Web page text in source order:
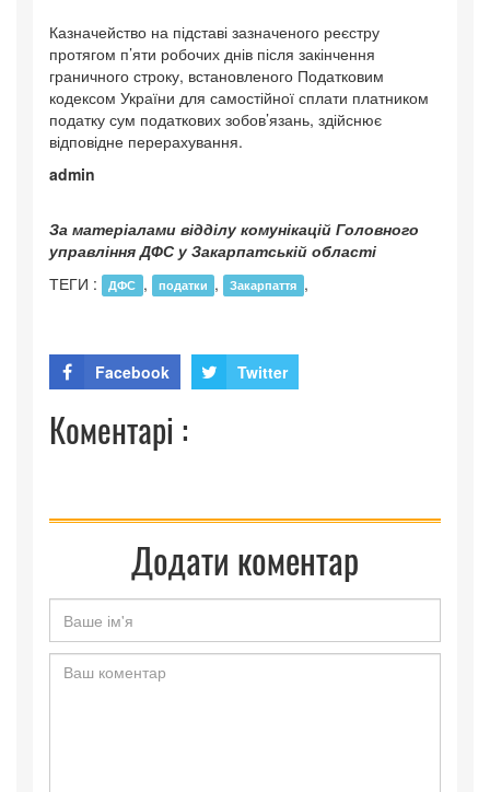
Казначейство на підставі зазначеного реєстру
протягом п’яти робочих днів після закінчення
граничного строку, встановленого Податковим
кодексом України для самостійної сплати платником
податку сум податкових зобов’язань, здійснює
відповідне перерахування.
admin
За матеріалами відділу комунікацій Головного
управління ДФС у Закарпатській області
ТЕГИ :
ДФС , податки , Закарпаття ,
Facebook Twitter
Коментарі :
Додати коментар